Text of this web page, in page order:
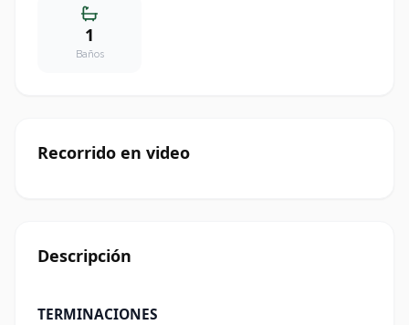
1
Baños
Recorrido en video
Descripción
TERMINACIONES